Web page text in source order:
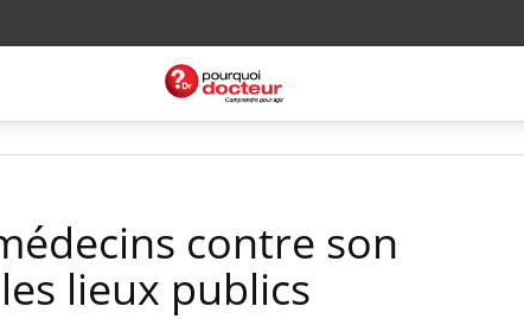
contre son
lieux publics